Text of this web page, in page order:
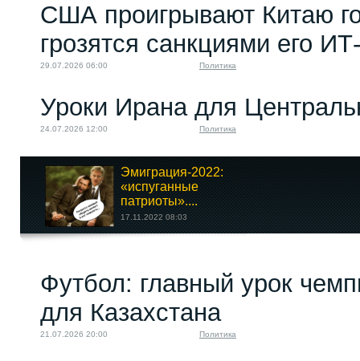
США проигрывают Китаю
грозятся санкциями его
29.07.2026 06:00 Политика
Уроки Ирана для
24.07.2026 12:00 Политика
Эмиграция-2022:
«испуганные
патриоты»....
17.11.2022 08:03
туда. Как...
23.08.2023 10:00
Футбол: главный урок
для Казахстана
21.07.2026 20:00 Политика